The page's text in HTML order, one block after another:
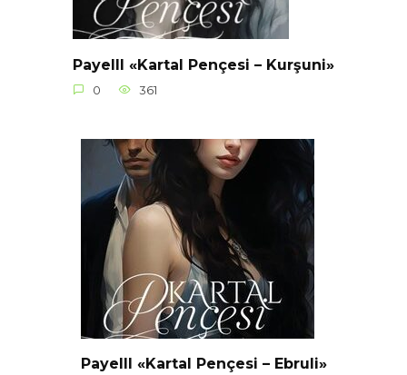
Payelll «Kartal Pençesi – Kurşuni»
0 361
Payelll «Kartal Pençesi – Ebruli»